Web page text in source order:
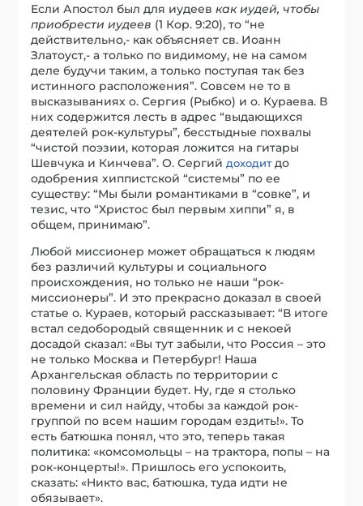
Если Апостол был для иудеевкак иудей, чтобы
приобрести иудеев (1 Кор. 9:20), то “не
действительно,- как объясняет св. Иоанн
Златоуст,- а только по видимому, не на самом
деле будучи таким, а только поступая так без
истинного расположения”. Совсем не то в
высказываниях о. Сергия (Рыбко) и о. Кураева. В
них содержится лесть в адрес “выдающихся
деятелей рок-культуры”, бесстыдные похвалы
“чистой поэзии, которая ложится на гитары
Шевчука и Кинчева”. О. Сергийдоходитдо
одобрения хиппистской “системы” по ее
существу: “Мы были романтиками в “совке”, и
тезис, что “Христос был первым хиппи” я, в
общем, принимаю”.
Любой миссионер может обращаться к людям
без различий культуры и социального
происхождения, но только не наши “рок-
миссионеры”. И это прекрасно доказал в своей
статье о. Кураев, который рассказывает: “В итоге
встал седобородый священник и с некоей
досадой сказал: «Вы тут забыли, что Россия – это
не только Москва и Петербург! Наша
Архангельская область по территории с
половину Франции будет. Ну, где я столько
времени и сил найду, чтобы за каждой рок-
группой по всем нашим городам ездить!». То
есть батюшка понял, что это, теперь такая
политика: «комсомольцы – на трактора, попы – на
рок-концерты!». Пришлось его успокоить,
сказать: «Никто вас, батюшка, туда идти не
обязывает».